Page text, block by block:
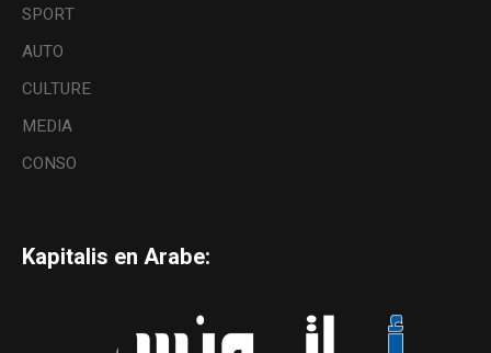
SPORT
AUTO
CULTURE
MEDIA
CONSO
Kapitalis en Arabe: